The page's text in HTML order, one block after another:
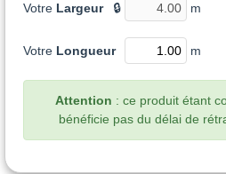
Votre Largeur 🔒 m
Votre Longueur m
Attention : ce produit étant
bénéficie pas du délai de